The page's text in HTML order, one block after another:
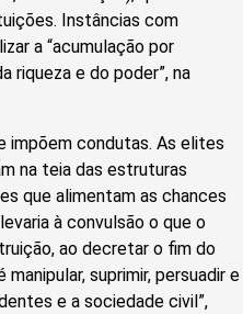
Instâncias com
a “acumulação por
riqueza e do poder”, na
impõem condutas. As elites
na teia das estruturas
que alimentam as chances
à convulsão o que o
ao decretar o fim do
manipular, suprimir, persuadir e
e a sociedade civil”,